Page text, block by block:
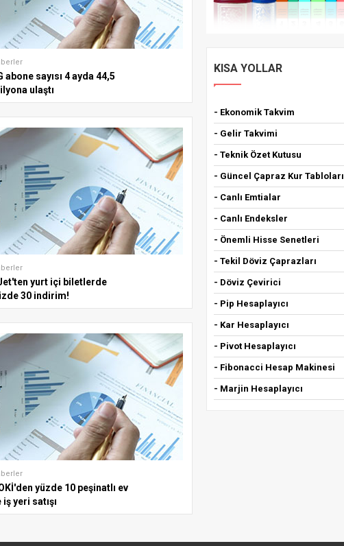
abone sayısı 4 ayda 44,5
ulaştı
yurt içi biletlerde
30 indirim!
yüzde 10 peşinatlı ev
iş yeri satışı
KISA YOLLAR
- Ekonomik Takvim
- Gelir Takvimi
- Teknik Özet Kutusu
- Güncel Çapraz Kur Tabloları
- Canlı Emtialar
- Canlı Endeksler
- Önemli Hisse Senetleri
- Tekil Döviz Çaprazları
- Döviz Çevirici
- Pip Hesaplayıcı
- Kar Hesaplayıcı
- Pivot Hesaplayıcı
- Fibonacci Hesap Makinesi
- Marjin Hesaplayıcı